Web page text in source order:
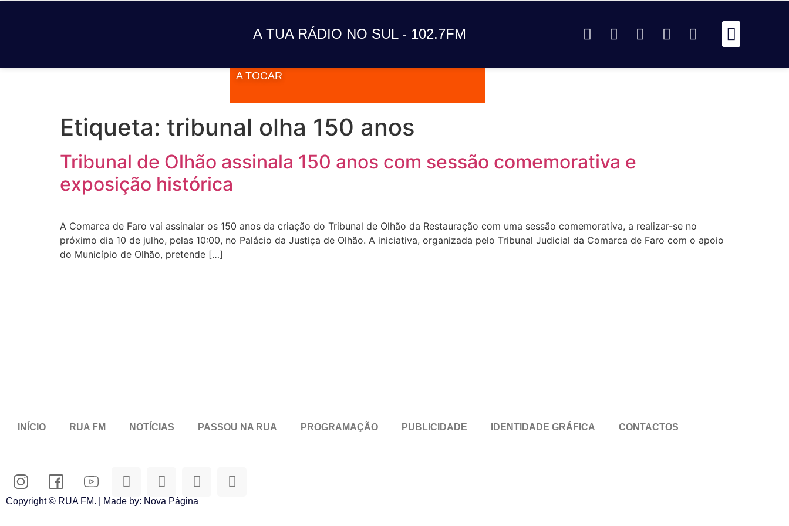
A TUA RÁDIO NO SUL - 102.7FM
A TUA RÁDIO NO SUL
A TOCAR
Etiqueta: tribunal olha 150 anos
Tribunal de Olhão assinala 150 anos com sessão comemorativa e
exposição histórica
A Comarca de Faro vai assinalar os 150 anos da criação do Tribunal de Olhão da Restauração com uma sessão comemorativa, a realizar-se no
próximo dia 10 de julho, pelas 10:00, no Palácio da Justiça de Olhão. A iniciativa, organizada pelo Tribunal Judicial da Comarca de Faro com o apoio
do Município de Olhão, pretende […]
INÍCIO RUA FM NOTÍCIAS PASSOU NA RUA PROGRAMAÇÃO PUBLICIDADE IDENTIDADE GRÁFICA CONTACTOS
Copyright © RUA FM. | Made by: Nova Página